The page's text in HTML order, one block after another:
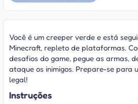
Você é um creeper verde e está
Minecraft, repleto de plataformas.
desafios do game, pegue as armas,
ataque os inimigos. Prepare-se para
legal!
Instruções